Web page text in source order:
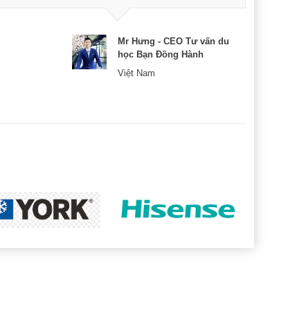
Mr Hưng - CEO Tư vấn du
học Bạn Đồng Hành
Việt Nam